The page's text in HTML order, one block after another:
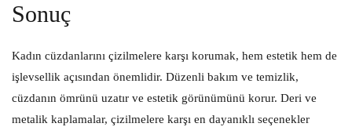
Sonuç
Kadın cüzdanlarını çizilmelere karşı korumak, hem estetik hem de
işlevsellik açısından önemlidir. Düzenli bakım ve temizlik,
cüzdanın ömrünü uzatır ve estetik görünümünü korur. Deri ve
metalik kaplamalar, çizilmelere karşı en dayanıklı seçenekler